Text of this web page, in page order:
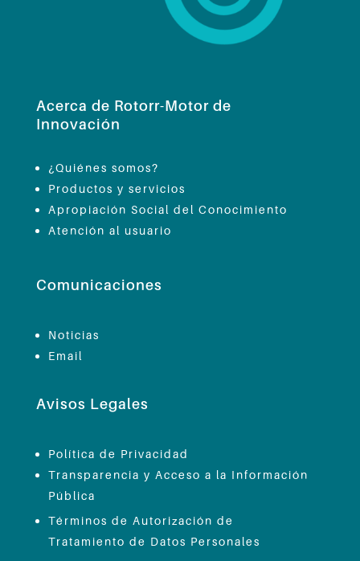
Acerca de Rotorr-Motor de
Innovación
¿Quiénes somos?
Productos y servicios
Apropiación Social del Conocimiento
Atención al usuario
Comunicaciones
Noticias
Email
Avisos Legales
Política de Privacidad
Transparencia y Acceso a la Información
Pública
Términos de Autorización de
Tratamiento de Datos Personales